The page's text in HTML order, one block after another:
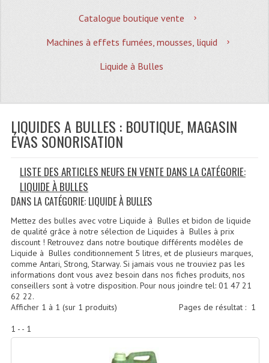
MAGASIN
Quoi De Neuf?
Promotions
Location De Matériel
Le Matériel D´occasion
Recherche Avancée
Recevoir Nos Promotions
Faire Votre Devis
CATÉGORIES
Sonorisation
Catalogue boutique vente
Machines à effets fumées, mousses, liquid
Liquide à Bulles
LIQUIDES A BULLES : BOUTIQUE, MAGASIN
ÉVAS SONORISATION
LISTE DES ARTICLES NEUFS EN VENTE DANS LA CATÉGORIE:
LIQUIDE À BULLES
DANS LA CATÉGORIE: LIQUIDE À BULLES
Mettez des bulles avec votre Liquide à Bulles et bidon de liquide
de qualité grâce à notre sélection de Liquides à Bulles à prix
discount ! Retrouvez dans notre boutique différents modèles de
Liquide à Bulles conditionnement 5 litres, et de plusieurs marques,
comme Antari, Strong, Starway. Si jamais vous ne trouviez pas les
informations dont vous avez besoin dans nos fiches produits, nos
conseillers sont à votre disposition. Pour nous joindre tel: 01 47 21
62 22.
Pages de résultat : 1
Afficher 1 à 1 (sur 1 produits)
1 - - 1